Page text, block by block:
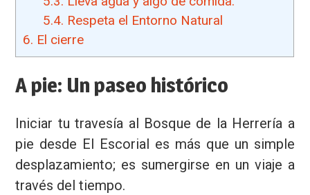
5.4. Respeta el Entorno Natural
6. El cierre
A pie: Un paseo histórico
Iniciar tu travesía al Bosque de la Herrería a
pie desde El Escorial es más que un simple
desplazamiento; es sumergirse en un viaje a
través del tiempo.